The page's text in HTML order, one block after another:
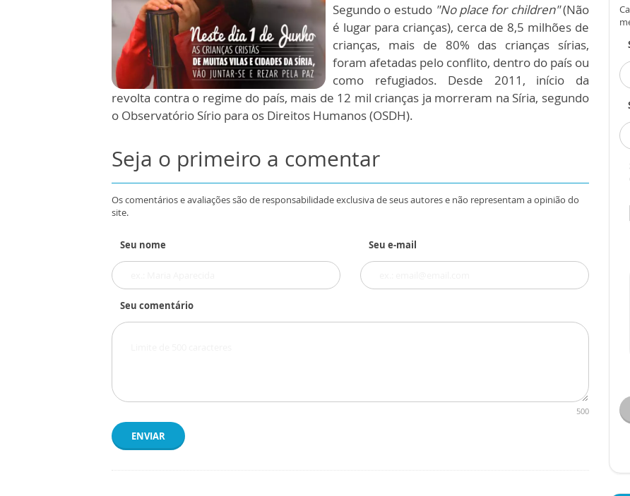
Segundo o estudo "No place for children"(Não
é lugar para crianças), cerca de 8,5 milhões de
crianças, mais de 80% das crianças sírias,
foram afetadas pelo conflito, dentro do país ou
como refugiados. Desde 2011, início da
revolta contra o regime do país, mais de 12 mil crianças ja morreram na Síria, segundo
o Observatório Sírio para os Direitos Humanos (OSDH).
Seja o primeiro a comentar
Os comentários e avaliações são de responsabilidade exclusiva de seus autores e não representam a opinião do
site.
Seu nome Seu e-mail
Seu comentário
500
ENVIAR